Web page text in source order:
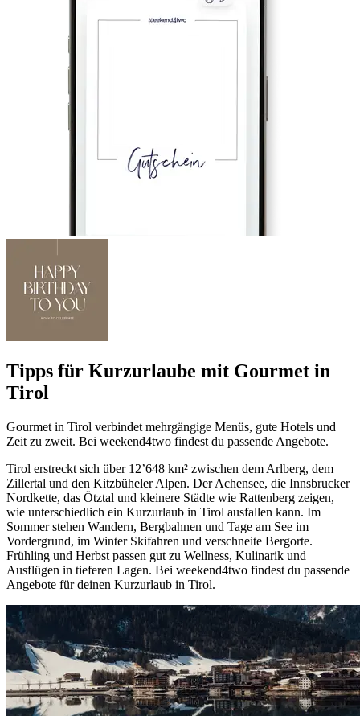
Tipps für Kurzurlaube mit Gourmet in
Tirol
Gourmet in Tirol verbindet mehrgängige Menüs, gute Hotels und
Zeit zu zweit. Bei weekend4two findest du passende Angebote.
Tirol erstreckt sich über 12’648 km² zwischen dem Arlberg, dem
Zillertal und den Kitzbüheler Alpen. Der Achensee, die Innsbrucker
Nordkette, das Ötztal und kleinere Städte wie Rattenberg zeigen,
wie unterschiedlich ein Kurzurlaub in Tirol ausfallen kann. Im
Sommer stehen Wandern, Bergbahnen und Tage am See im
Vordergrund, im Winter Skifahren und verschneite Bergorte.
Frühling und Herbst passen gut zu Wellness, Kulinarik und
Ausflügen in tieferen Lagen. Bei weekend4two findest du passende
Angebote für deinen Kurzurlaub in Tirol.